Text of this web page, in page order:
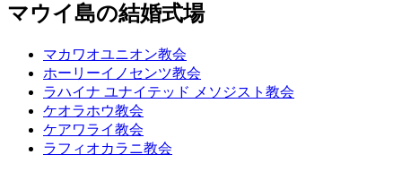
マウイ島の結婚式場
マカワオユニオン教会
ホーリーイノセンツ教会
ラハイナ ユナイテッド メソジスト教会
ケオラホウ教会
ケアワライ教会
ラフィオカラニ教会